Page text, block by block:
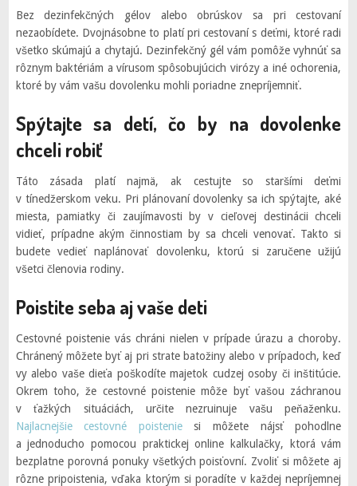
Bez dezinfekčných gélov alebo obrúskov sa pri cestovaní
nezaobídete. Dvojnásobne to platí pri cestovaní s deťmi, ktoré radi
všetko skúmajú a chytajú. Dezinfekčný gél vám pomôže vyhnúť sa
rôznym baktériám a vírusom spôsobujúcich virózy a iné ochorenia,
ktoré by vám vašu dovolenku mohli poriadne znepríjemniť.
Spýtajte sa detí, čo by na dovolenke
chceli robiť
Táto zásada platí najmä, ak cestujte so staršími deťmi
v tínedžerskom veku. Pri plánovaní dovolenky sa ich spýtajte, aké
miesta, pamiatky či zaujímavosti by v cieľovej destinácii chceli
vidieť, prípadne akým činnostiam by sa chceli venovať. Takto si
budete vedieť naplánovať dovolenku, ktorú si zaručene užijú
všetci členovia rodiny.
Poistite seba aj vaše deti
Cestovné poistenie vás chráni nielen v prípade úrazu a choroby.
Chránený môžete byť aj pri strate batožiny alebo v prípadoch, keď
vy alebo vaše dieťa poškodíte majetok cudzej osoby či inštitúcie.
Okrem toho, že cestovné poistenie môže byť vašou záchranou
v ťažkých situáciách, určite nezruinuje vašu peňaženku.
Najlacnejšie cestovné poisteniesi môžete nájsť pohodlne
a jednoducho pomocou praktickej online kalkulačky, ktorá vám
bezplatne porovná ponuky všetkých poisťovní. Zvoliť si môžete aj
rôzne pripoistenia, vďaka ktorým si poradíte v každej nepríjemnej